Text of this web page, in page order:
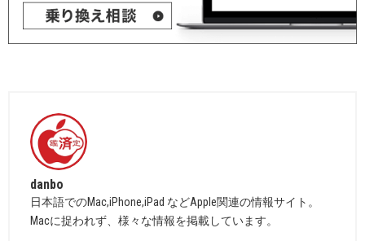
danbo
日本語でのMac,iPhone,iPad などApple関連の情報サイト。
Macに捉われず、様々な情報を掲載しています。